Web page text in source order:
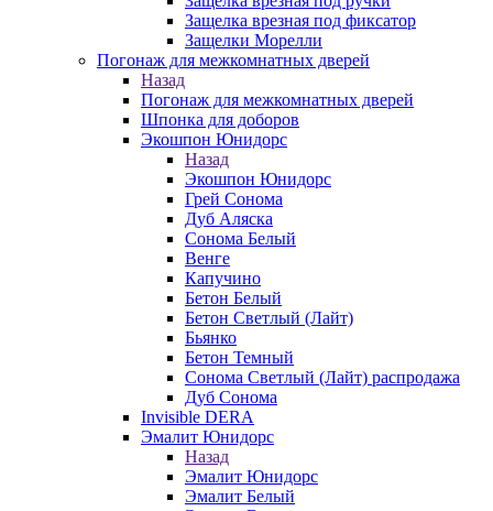
Защелка врезная под фиксатор
Защелки Морелли
Погонаж для межкомнатных дверей
Назад
Погонаж для межкомнатных дверей
Шпонка для доборов
Экошпон Юнидорс
Назад
Экошпон Юнидорс
Грей Сонома
Дуб Аляска
Сонома Белый
Венге
Капучино
Бетон Белый
Бетон Светлый (Лайт)
Бьянко
Бетон Темный
Сонома Светлый (Лайт) распродажа
Дуб Сонома
Invisible DERA
Эмалит Юнидорс
Назад
Эмалит Юнидорс
Эмалит Белый